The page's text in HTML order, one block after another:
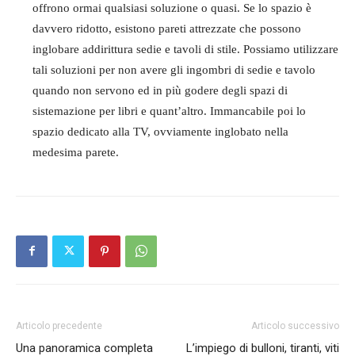
offrono ormai qualsiasi soluzione o quasi. Se lo spazio è
davvero ridotto, esistono pareti attrezzate che possono
inglobare addirittura sedie e tavoli di stile. Possiamo utilizzare
tali soluzioni per non avere gli ingombri di sedie e tavolo
quando non servono ed in più godere degli spazi di
sistemazione per libri e quant’altro. Immancabile poi lo
spazio dedicato alla TV, ovviamente inglobato nella
medesima parete.
Articolo precedente
Una panoramica completa
Articolo successivo
L’impiego di bulloni, tiranti, viti